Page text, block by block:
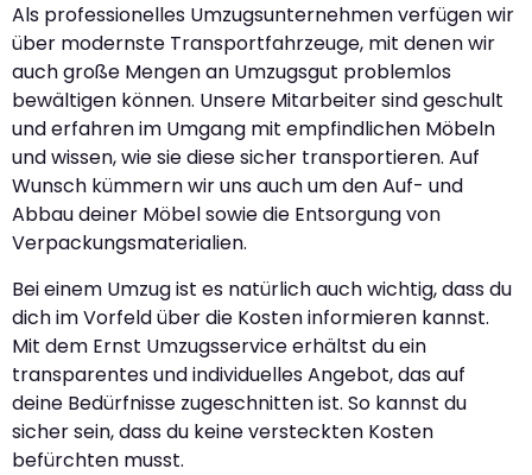
Als professionelles Umzugsunternehmen verfügen wir
über modernste Transportfahrzeuge, mit denen wir
auch große Mengen an Umzugsgut problemlos
bewältigen können. Unsere Mitarbeiter sind geschult
und erfahren im Umgang mit empfindlichen Möbeln
und wissen, wie sie diese sicher transportieren. Auf
Wunsch kümmern wir uns auch um den Auf- und
Abbau deiner Möbel sowie die Entsorgung von
Verpackungsmaterialien.
Bei einem Umzug ist es natürlich auch wichtig, dass du
dich im Vorfeld über die Kosten informieren kannst.
Mit dem Ernst Umzugsservice erhältst du ein
transparentes und individuelles Angebot, das auf
deine Bedürfnisse zugeschnitten ist. So kannst du
sicher sein, dass du keine versteckten Kosten
befürchten musst.